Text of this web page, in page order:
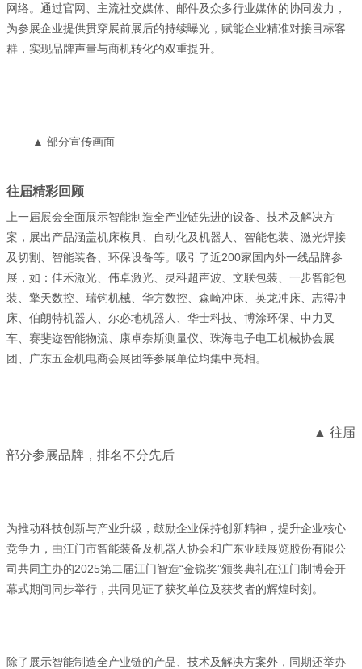
网络。通过官网、主流社交媒体、邮件及众多行业媒体的协同发力，
为参展企业提供贯穿展前展后的持续曝光，赋能企业精准对接目标客
群，实现品牌声量与商机转化的双重提升。
▲ 部分宣传画面
往届精彩回顾
上一届展会全面展示智能制造全产业链先进的设备、技术及解决方
案，展出产品涵盖机床模具、自动化及机器人、智能包装、激光焊接
及切割、智能装备、环保设备等。吸引了近200家国内外一线品牌参
展，如：佳禾激光、伟卓激光、灵科超声波、文联包装、一步智能包
装、擎天数控、瑞钧机械、华方数控、森崎冲床、英龙冲床、志得冲
床、伯朗特机器人、尔必地机器人、华士科技、博涂环保、中力叉
车、赛斐迩智能物流、康卓奈斯测量仪、珠海电子电工机械协会展
团、广东五金机电商会展团等参展单位均集中亮相。
▲ 往届
部分参展品牌，排名不分先后
为推动科技创新与产业升级，鼓励企业保持创新精神，提升企业核心
竞争力，由江门市智能装备及机器人协会和广东亚联展览股份有限公
司共同主办的2025第二届江门智造“金锐奖”颁奖典礼在江门制博会开
幕式期间同步举行，共同见证了获奖单位及获奖者的辉煌时刻。
除了展示智能制造全产业链的产品、技术及解决方案外，同期还举办